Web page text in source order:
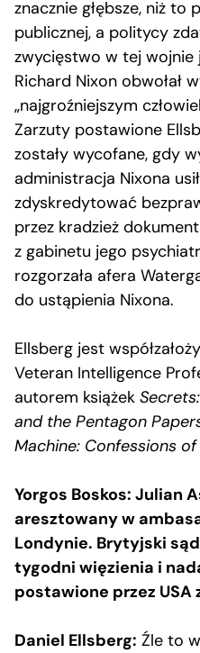
znacznie głębsze, niż
publicznej, a politycy
zwycięstwo w tej
Richard Nixon obwołał
„najgroźniejszym
Zarzuty postawione
zostały wycofane, gdy
administracja Nixona
zdyskredytować
przez kradzież
z gabinetu jego
rozgorzała afera
do ustąpienia Nixona.
Ellsberg jest
Veteran Intelligence
autorem książek
and the Pentagon
Machine: Confessions
Yorgos Boskos: Julian
aresztowany w
Londynie. Brytyjski sąd
tygodni więzienia i
postawione przez USA
Daniel Ellsberg: Źle to